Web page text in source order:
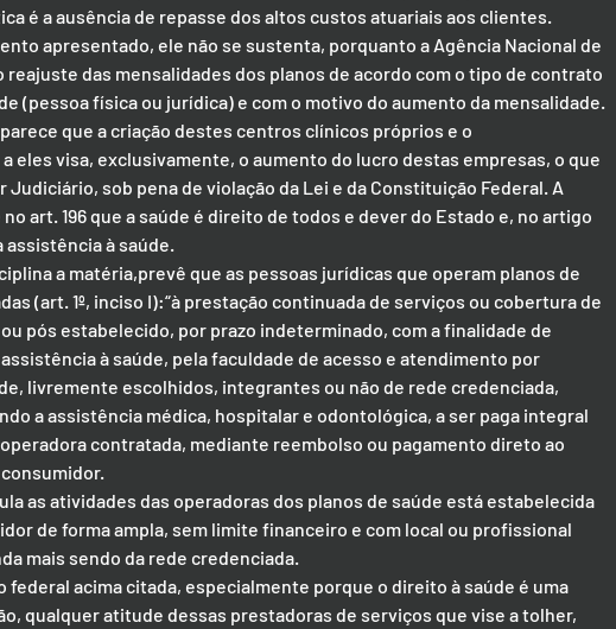
é a ausência de repasse dos altos custos atuariais aos clientes.
apresentado, ele não se sustenta, porquanto a Agência Nacional de
reajuste das mensalidades dos planos de acordo com o tipo de contrato
(pessoa física ou jurídica) e com o motivo do aumento da mensalidade.
que a criação destes centros clínicos próprios e o
eles visa, exclusivamente, o aumento do lucro destas empresas, o que
sob pena de violação da Lei e da Constituição Federal. A
art. 196 que a saúde é direito de todos e dever do Estado e, no artigo
assistência à saúde.
a matéria,prevê que as pessoas jurídicas que operam planos de
(art. 1º, inciso I):“à prestação continuada de serviços ou cobertura de
pós estabelecido, por prazo indeterminado, com a finalidade de
à saúde, pela faculdade de acesso e atendimento por
livremente escolhidos, integrantes ou não de rede credenciada,
a assistência médica, hospitalar e odontológica, a ser paga integral
contratada, mediante reembolso ou pagamento direto ao
as atividades das operadoras dos planos de saúde está estabelecida
de forma ampla, sem limite financeiro e com local ou profissional
mais sendo da rede credenciada.
federal acima citada, especialmente porque o direito à saúde é uma
qualquer atitude dessas prestadoras de serviços que vise a tolher,